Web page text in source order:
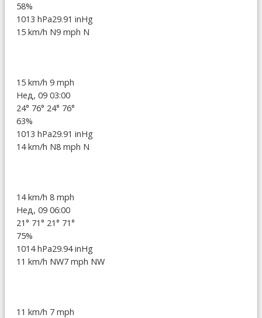
58%
1013 hPa29.91 inHg
15 km/h N9 mph N
15 km/h 9 mph
Нед, 09 03:00
24° 76° 24° 76°
63%
1013 hPa29.91 inHg
14 km/h N8 mph N
14 km/h 8 mph
Нед, 09 06:00
21° 71° 21° 71°
75%
1014 hPa29.94 inHg
11 km/h NW7 mph NW
11 km/h 7 mph